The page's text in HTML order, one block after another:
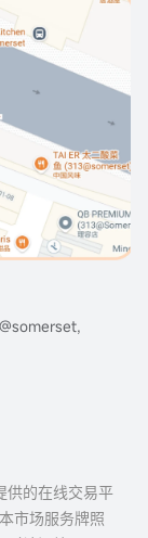
供的在线交易平
市场服务牌照